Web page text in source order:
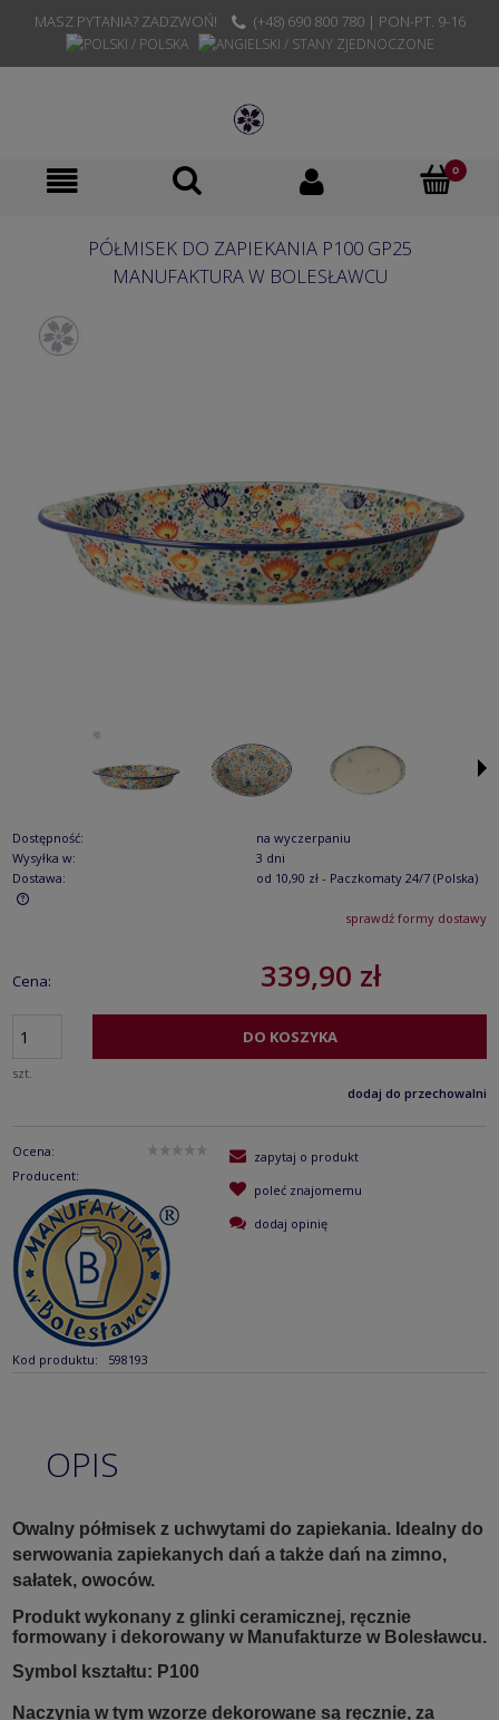
MASZ PYTANIA? ZADZWOŃ! (+48) 690 800 780 | PON-PT. 9-16
PÓŁMISEK DO ZAPIEKANIA P100 GP25
MANUFAKTURA W BOLESŁAWCU
Dostępność:
na wyczerpaniu
Wysyłka w:
3 dni
Dostawa:
od 10,90 zł - Paczkomaty 24/7 (Polska)
Cena nie zawiera ewentualnych kosztów płatnościsprawdź formy dostawy
Cena: 339,90 zł
szt.
DO KOSZYKA
dodaj do przechowalni
Ocena:
Producent:
Kod produktu: 598193
zapytaj o produkt
poleć znajomemu
dodaj opinię
OPIS
Owalny półmisek z uchwytami do zapiekania. Idealny do
serwowania zapiekanych dań a także dań na zimno,
sałatek, owoców.
Produkt wykonany z glinki ceramicznej, ręcznie
formowany i dekorowany w Manufakturze w Bolesławcu.
Symbol kształtu: P100
Naczynia w tym wzorze dekorowane są ręcznie, za